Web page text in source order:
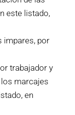
este listado,
impares, por
trabajador y
marcajes
en